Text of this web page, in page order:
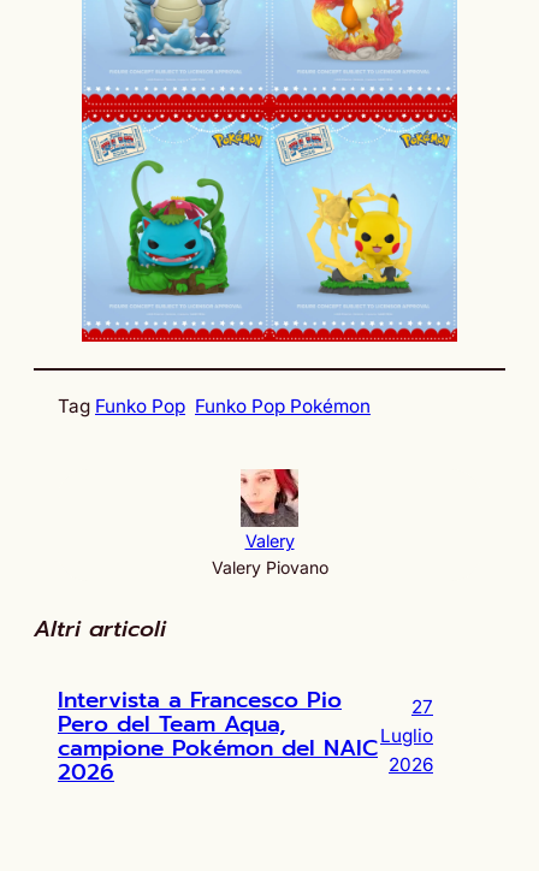
Tag Funko Pop Funko Pop Pokémon
Valery
Valery Piovano
Altri articoli
Intervista a Francesco Pio
Pero del Team Aqua,
campione Pokémon del NAIC
2026
27
Luglio
2026